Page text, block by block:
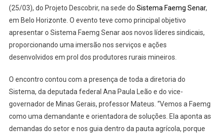
(25/03), do Projeto Descobrir, na sede do Sistema Faemg Senar,
em Belo Horizonte. O evento teve como principal objetivo
apresentar o Sistema Faemg Senar aos novos líderes sindicais,
proporcionando uma imersão nos serviços e ações
desenvolvidos em prol dos produtores rurais mineiros.
O encontro contou com a presença de toda a diretoria do
Sistema, da deputada federal Ana Paula Leão e do vice-
governador de Minas Gerais, professor Mateus. “Vemos a Faemg
como uma demandante e orientadora de soluções. Ela aponta as
demandas do setor e nos guia dentro da pauta agrícola, porque